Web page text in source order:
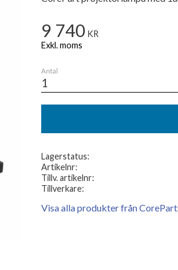
9 740 KR
Antal
Lagerstatus
Artikelnr
Tillv. artikelnr
Tillverkare
Visa alla produkter från